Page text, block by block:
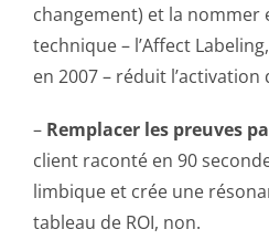
changement) et la nommer
technique – l’Affect
en 2007 – réduit l’activation
– Remplacer les preuves
client raconté en 90
limbique et crée une
tableau de ROI, non.